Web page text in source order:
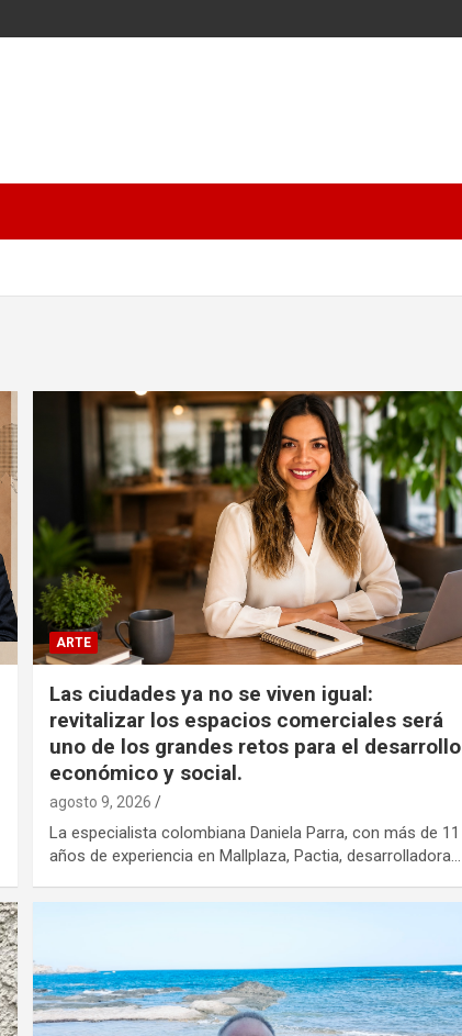
ARTE
Las ciudades ya no se viven igual:
revitalizar los espacios comerciales será
uno de los grandes retos para el desarrollo
económico y social.
agosto 9, 2026
La especialista colombiana Daniela Parra, con más de 11
años de experiencia en Mallplaza, Pactia, desarrolladora…